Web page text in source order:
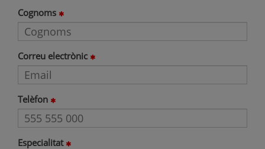
Cognoms
Correu electrònic
Telèfon
Especialitat